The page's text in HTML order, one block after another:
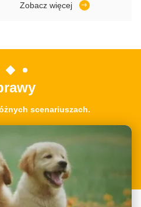
jako brama do sieci
Zobacz więcej
scenariuszach.